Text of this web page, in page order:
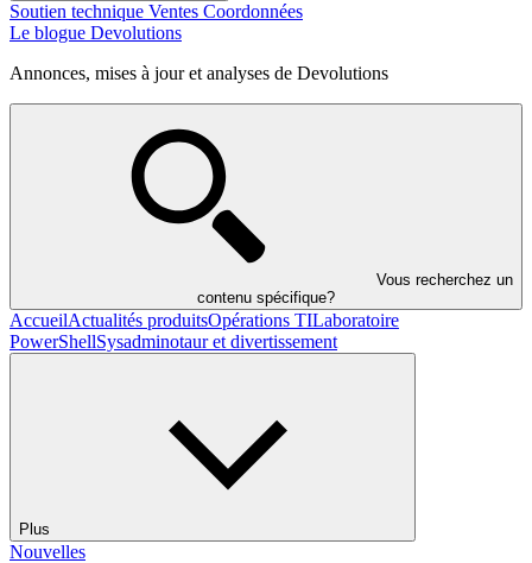
Soutien technique Ventes Coordonnées
Le blogue Devolutions
Annonces, mises à jour et analyses de Devolutions
Vous recherchez un
contenu spécifique?
AccueilActualités produitsOpérations TILaboratoire
PowerShellSysadminotaur et divertissement
Plus
Nouvelles